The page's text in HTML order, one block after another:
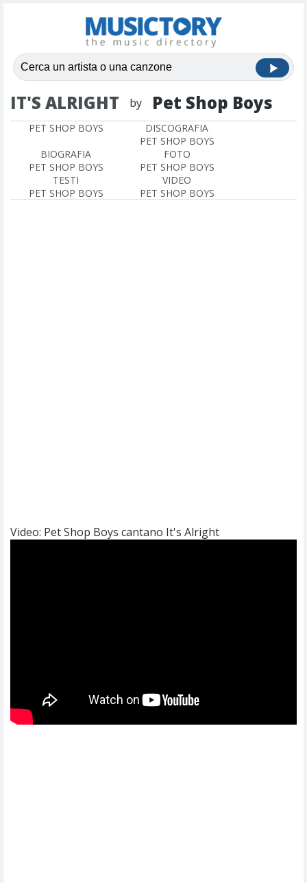
IT'S ALRIGHT by Pet Shop Boys
PET SHOP BOYS
DISCOGRAFIA
PET SHOP BOYS
BIOGRAFIA
PET SHOP BOYS
FOTO
PET SHOP BOYS
TESTI
PET SHOP BOYS
VIDEO
PET SHOP BOYS
Video: Pet Shop Boys cantano It's Alright